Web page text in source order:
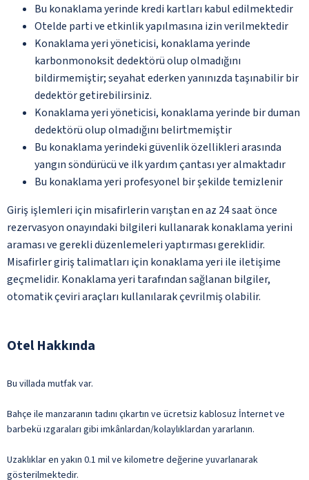
Bu konaklama yerinde kredi kartları kabul edilmektedir
Otelde parti ve etkinlik yapılmasına izin verilmektedir
Konaklama yeri yöneticisi, konaklama yerinde
karbonmonoksit dedektörü olup olmadığını
bildirmemiştir; seyahat ederken yanınızda taşınabilir bir
dedektör getirebilirsiniz.
Konaklama yeri yöneticisi, konaklama yerinde bir duman
dedektörü olup olmadığını belirtmemiştir
Bu konaklama yerindeki güvenlik özellikleri arasında
yangın söndürücü ve ilk yardım çantası yer almaktadır
Bu konaklama yeri profesyonel bir şekilde temizlenir
Giriş işlemleri için misafirlerin varıştan en az 24 saat önce
rezervasyon onayındaki bilgileri kullanarak konaklama yerini
araması ve gerekli düzenlemeleri yaptırması gereklidir.
Misafirler giriş talimatları için konaklama yeri ile iletişime
geçmelidir. Konaklama yeri tarafından sağlanan bilgiler,
otomatik çeviri araçları kullanılarak çevrilmiş olabilir.
Otel Hakkında
Bu villada mutfak var.
Bahçe ile manzaranın tadını çıkartın ve ücretsiz kablosuz İnternet ve
barbekü ızgaraları gibi imkânlardan/kolaylıklardan yararlanın.
Uzaklıklar en yakın 0.1 mil ve kilometre değerine yuvarlanarak
gösterilmektedir.